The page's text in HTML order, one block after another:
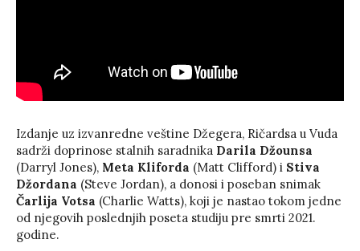
Izdanje uz izvanredne veštine Džegera, Ričardsa u Vuda
sadrži doprinose stalnih saradnika Darila Džounsa
(Darryl Jones), Meta Kliforda (Matt Clifford) i Stiva
Džordana (Steve Jordan), a donosi i poseban snimak
Čarlija Votsa (Charlie Watts), koji je nastao tokom jedne
od njegovih poslednjih poseta studiju pre smrti 2021.
godine.